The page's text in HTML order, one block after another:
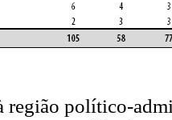
região político-